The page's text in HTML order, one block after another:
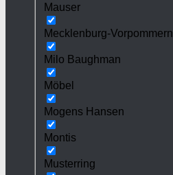
Mauser
Mecklenburg-Vorpommern
Milo Baughman
Möbel
Mogens Hansen
Montis
Musterring